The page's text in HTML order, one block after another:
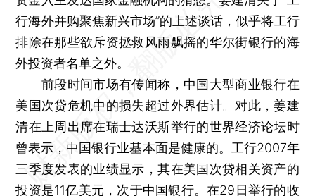
行海外并购聚焦新兴市场”的上述谈话，似乎将工行
排除在那些欲斥资拯救风雨飘摇的华尔街银行的海
外投资者名单之外。
前段时间市场有传闻称，中国大型商业银行在
美国次贷危机中的损失超过外界估计。对此，姜建
清在上周出席在瑞士达沃斯举行的世界经济论坛时
曾表示，中国银行业基本面是健康的。工行2007年
三季度发表的业绩显示，其在美国次贷相关资产的
投资是11亿美元，次于中国银行。在29日举行的收